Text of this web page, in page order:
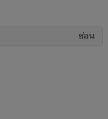
ซ่อน